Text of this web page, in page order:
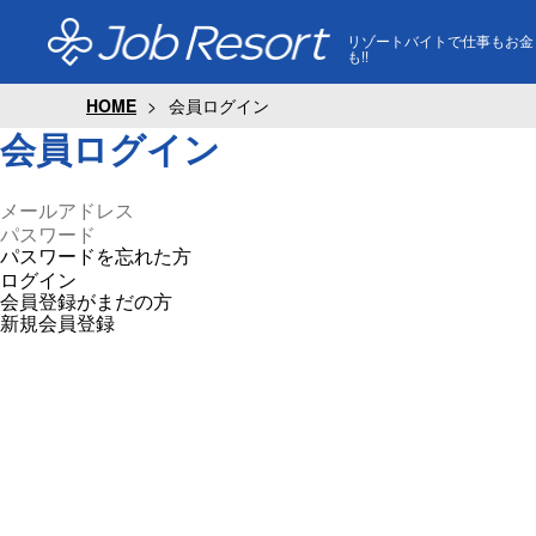
リゾートバイトで仕事もお
も!!
HOME 会員ログイン
会員ログイン
パスワードを忘れた方
ログイン
会員登録がまだの方
新規会員登録